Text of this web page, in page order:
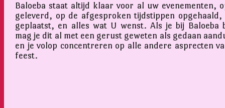
Baloeba staat altijd klaar voor al uw evenementen,
geleverd, op de afgesproken tijdstippen opgehaald,
geplaatst, en alles wat U wenst. Als je bij Baloeba
mag je dit al met een gerust geweten als gedaan
en je volop concentreren op alle andere asprecten
feest.